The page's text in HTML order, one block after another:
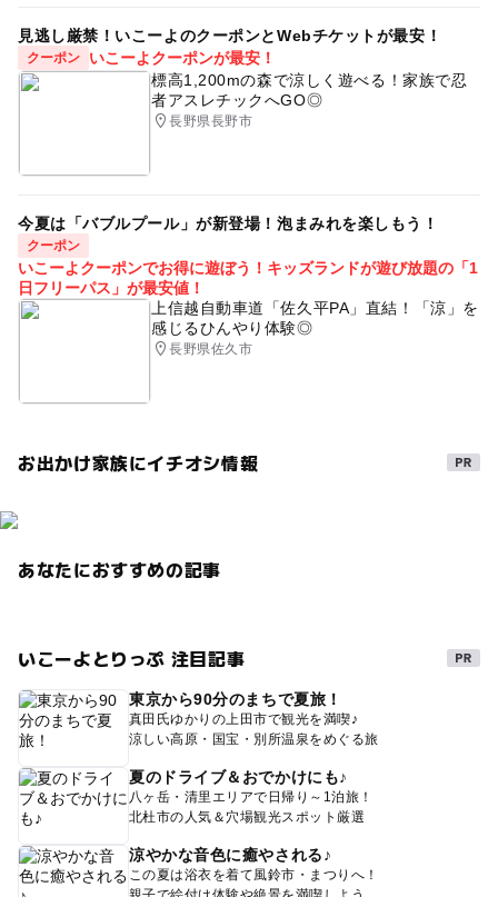
見逃し厳禁！いこーよのクーポンとWebチケットが最安！
クーポン
いこーよクーポンが最安！
標高1,200mの森で涼しく遊べる！家族で忍
者アスレチックへGO◎
長野県長野市
今夏は「バブルプール」が新登場！泡まみれを楽しもう！
クーポン
いこーよクーポンでお得に遊ぼう！キッズランドが遊び放題の「1
日フリーパス」が最安値！
上信越自動車道「佐久平PA」直結！「涼」を
感じるひんやり体験◎
長野県佐久市
お出かけ家族にイチオシ情報
あなたにおすすめの記事
いこーよとりっぷ 注目記事
東京から90分のまちで夏旅！
真田氏ゆかりの上田市で観光を満喫♪
涼しい高原・国宝・別所温泉をめぐる旅
夏のドライブ＆おでかけにも♪
八ヶ岳・清里エリアで日帰り～1泊旅！
北杜市の人気＆穴場観光スポット厳選
涼やかな音色に癒やされる♪
この夏は浴衣を着て風鈴市・まつりへ！